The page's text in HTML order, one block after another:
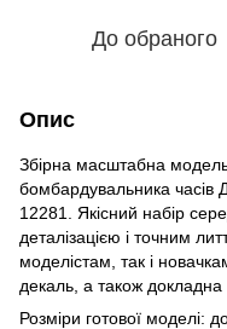
До обраного
Опис
Збірна масштабна
бомбардувальника часів
12281. Якісний набір
деталізацією і точним
моделістам, так і
декаль, а також докладна
Розміри готової